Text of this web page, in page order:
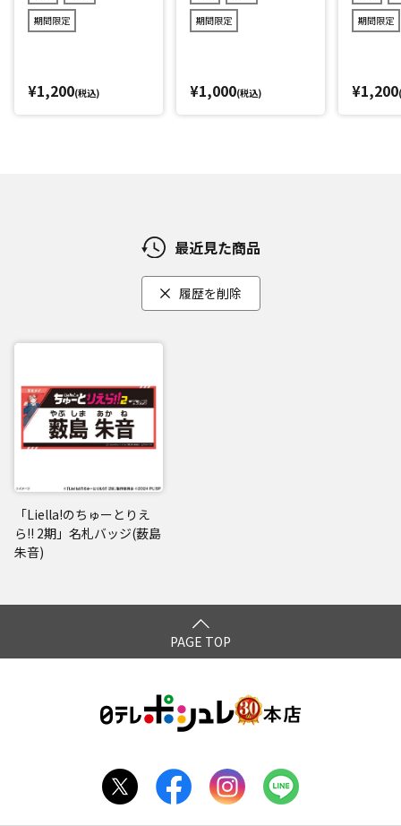
期間限定
¥1,200(税込)
期間限定
¥1,000(税込)
期間限定
¥1,200
最近見た商品
履歴を削除
「Liella!のちゅーとりえ
ら!! 2期」名札バッジ(薮島
朱音)
PAGE TOP